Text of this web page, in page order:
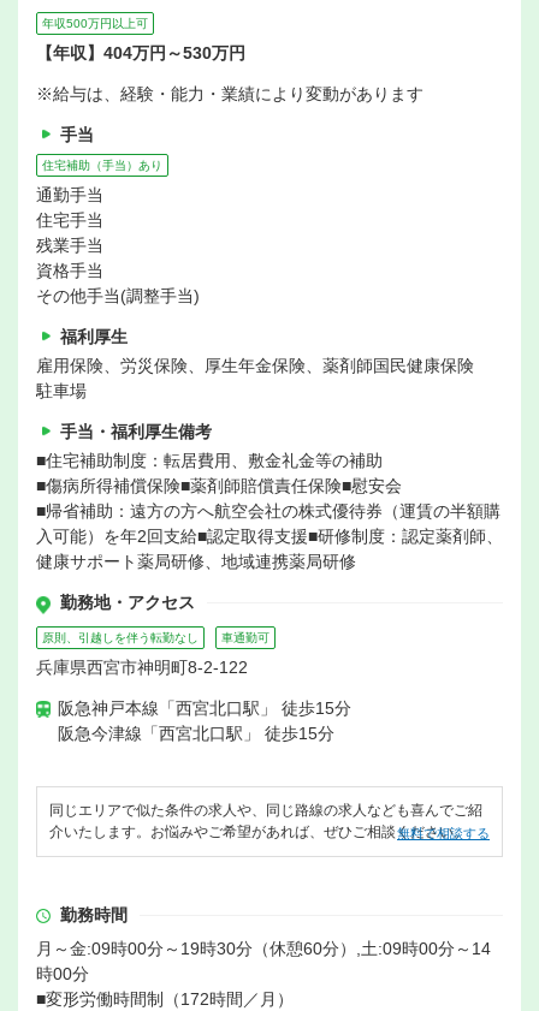
年収500万円以上可
【年収】404万円～530万円
※給与は、経験・能力・業績により変動があります
手当
住宅補助（手当）あり
通勤手当
住宅手当
残業手当
資格手当
その他手当(調整手当)
福利厚生
雇用保険、労災保険、厚生年金保険、薬剤師国民健康保険
駐車場
手当・福利厚生備考
■住宅補助制度：転居費用、敷金礼金等の補助
■傷病所得補償保険■薬剤師賠償責任保険■慰安会
■帰省補助：遠方の方へ航空会社の株式優待券（運賃の半額購
入可能）を年2回支給■認定取得支援■研修制度：認定薬剤師、
健康サポート薬局研修、地域連携薬局研修
勤務地・アクセス
原則、引越しを伴う転勤なし 車通勤可
兵庫県西宮市神明町8-2-122
阪急神戸本線「西宮北口駅」 徒歩15分
阪急今津線「西宮北口駅」 徒歩15分
同じエリアで似た条件の求人や、同じ路線の求人なども喜んでご紹
介いたします。お悩みやご希望があれば、ぜひご相談ください。
無料で相談する
勤務時間
月～金:09時00分～19時30分（休憩60分）,土:09時00分～14
時00分
■変形労働時間制（172時間／月）